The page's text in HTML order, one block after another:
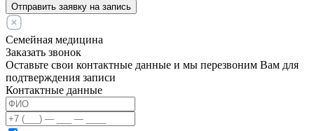
Отправить заявку на запись
Семейная медицина
Заказать звонок
Оставьте свои контактные данные и мы перезвоним Вам для
подтверждения записи
Контактные данные